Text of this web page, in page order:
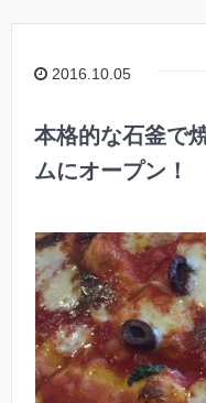
2016.10.05
本格的な石釜で
ムにオープン！